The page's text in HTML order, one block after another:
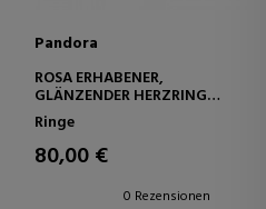
Pandora
ROSA ERHABENER,
GLÄNZENDER HERZRING
188421C04
Ringe
80,00 €
0 Rezensionen